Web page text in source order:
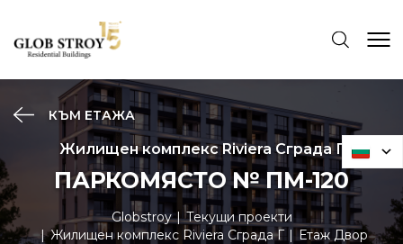
КЪМ ЕТАЖА
Жилищен комплекс Riviera Сграда Г
ПАРКОМЯСТО № ПМ-120
Globstroy
Текущи проекти
Жилищен комплекс Riviera Сграда Г
Етаж Двор